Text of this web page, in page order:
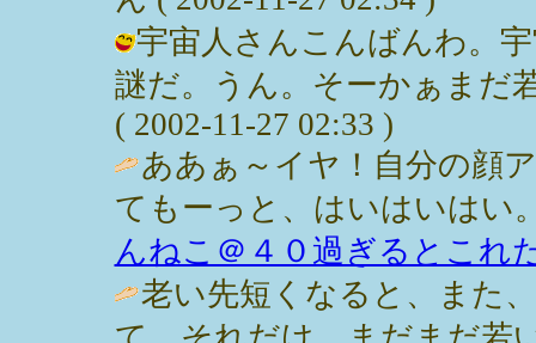
宇宙人さんこんばんわ。
謎だ。うん。そーかぁまだ
( 2002-11-27 02:33 )
ああぁ～イヤ！自分の顔
てもーっと、はいはいはい
んねこ＠４０過ぎるとこれ
老い先短くなると、また